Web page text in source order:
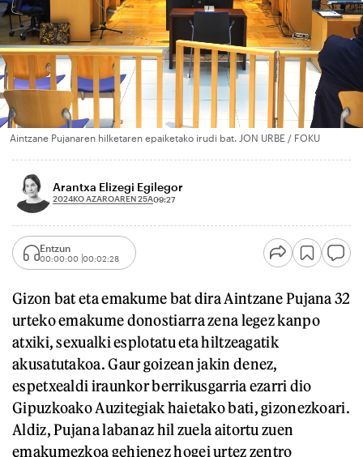
Aintzane Pujanaren hilketaren epaiketako irudi bat. JON URBE / FOKU
Arantxa Elizegi Egilegor
2024KO AZAROAREN 25A09:27
Entzun
00:00:00 00:02:28
Gizon bat eta emakume bat dira Aintzane Pujana 32
urteko emakume donostiarra zena legez kanpo
atxiki, sexualki esplotatu eta hiltzeagatik
akusatutakoa. Gaur goizean jakin denez,
espetxealdi iraunkor berrikusgarria ezarri dio
Gipuzkoako Auzitegiak haietako bati, gizonezkoari.
Aldiz, Pujana labanaz hil zuela aitortu zuen
emakumezkoa gehienez hogei urtez zentro